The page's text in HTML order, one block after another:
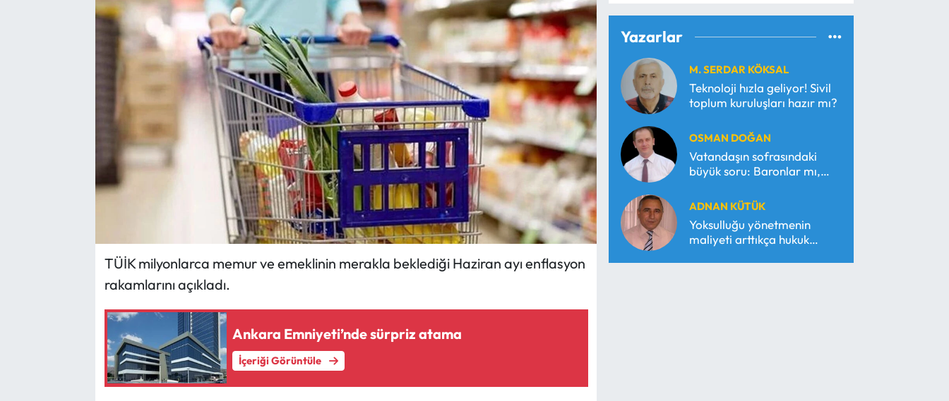
TÜİK milyonlarca memur ve emeklinin merakla beklediği Haziran ayı enflasyon
rakamlarını açıkladı.
Ankara Emniyeti’nde sürpriz atama
İçeriği Görüntüle
Yazarlar
M. SERDAR KÖKSAL
Teknoloji hızla geliyor! Sivil
toplum kuruluşları hazır mı?
OSMAN DOĞAN
Vatandaşın sofrasındaki
büyük soru: Baronlar mı,
ADNAN KÜTÜK
Yoksulluğu yönetmenin
maliyeti arttıkça hukuk
Yargı Kararları